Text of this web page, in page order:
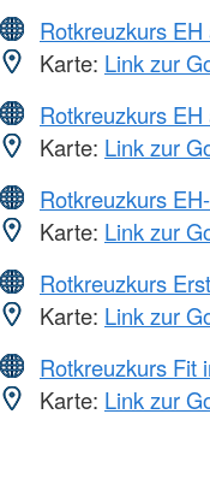
Rotkreuzkurs EH
Karte: Link zur
Rotkreuzkurs EH
Karte: Link zur
Rotkreuzkurs
Karte: Link zur
Rotkreuzkurs
Karte: Link zur
Rotkreuzkurs Fit
Karte: Link zur